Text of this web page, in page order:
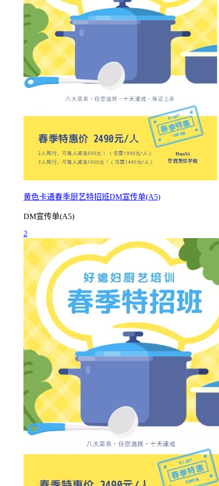
黄色卡通春季厨艺特招班DM宣传单(A5)
DM宣传单(A5)
2